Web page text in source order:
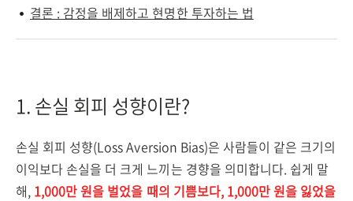
결론 : 감정을 배제하고 현명한 투자하는 법
1. 손실 회피 성향이란?
손실 회피 성향(Loss Aversion Bias)은 사람들이 같은 크기의
이익보다 손실을 더 크게 느끼는 경향을 의미합니다. 쉽게 말
해, 1,000만 원을 벌었을 때의 기쁨보다, 1,000만 원을 잃었을